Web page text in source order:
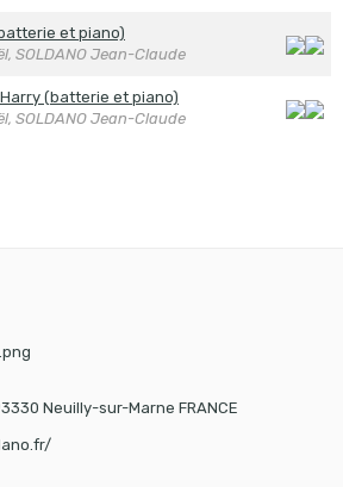
et piano)
SOLDANO Jean-Claude
(batterie et piano)
SOLDANO Jean-Claude
Neuilly-sur-Marne FRANCE